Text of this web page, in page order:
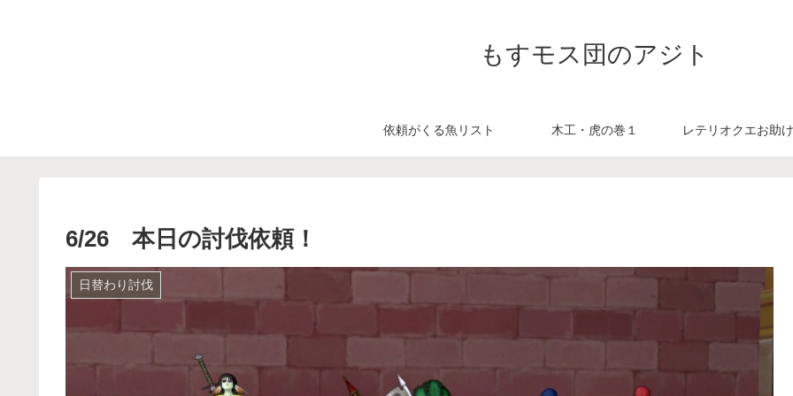
もすモス団のアジト
依頼がくる魚リスト 木工・虎の巻１ レテリオクエお助
6/26 本日の討伐依頼！
日替わり討伐